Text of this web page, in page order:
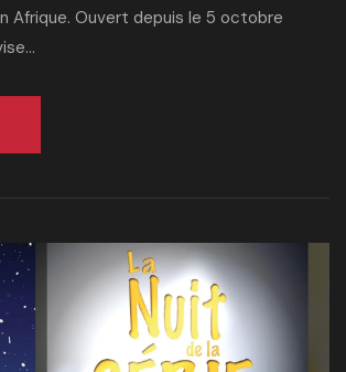
Afrique. Ouvert depuis le 5 octobre